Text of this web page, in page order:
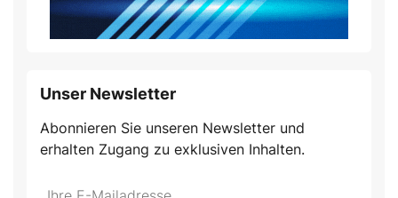
Unser Newsletter
Abonnieren Sie unseren Newsletter und
erhalten Zugang zu exklusiven Inhalten.
Do
*Ihre